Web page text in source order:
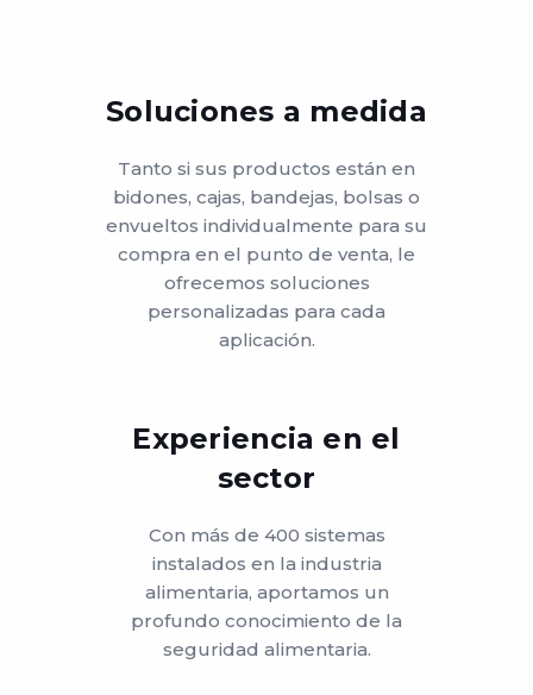
Soluciones a medida
Tanto si sus productos están en
bidones, cajas, bandejas, bolsas o
envueltos individualmente para su
compra en el punto de venta, le
ofrecemos soluciones
personalizadas para cada
aplicación.
Experiencia en el
sector
Con más de 400 sistemas
instalados en la industria
alimentaria, aportamos un
profundo conocimiento de la
seguridad alimentaria.